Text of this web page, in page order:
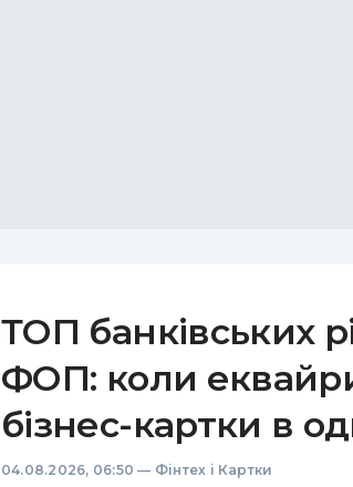
ТОП банківських
ФОП: коли
бізнес-картки в
04.08.2026, 06:50 — Фінтех і Картки